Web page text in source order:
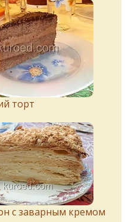
торт
с заварным кремом